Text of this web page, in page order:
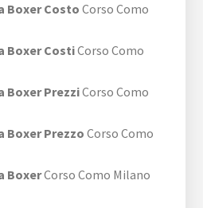
Boxer CostoCorso Como
Boxer CostiCorso Como
Boxer PrezziCorso Como
Boxer Prezzo Corso Como
BoxerCorso Como Milano